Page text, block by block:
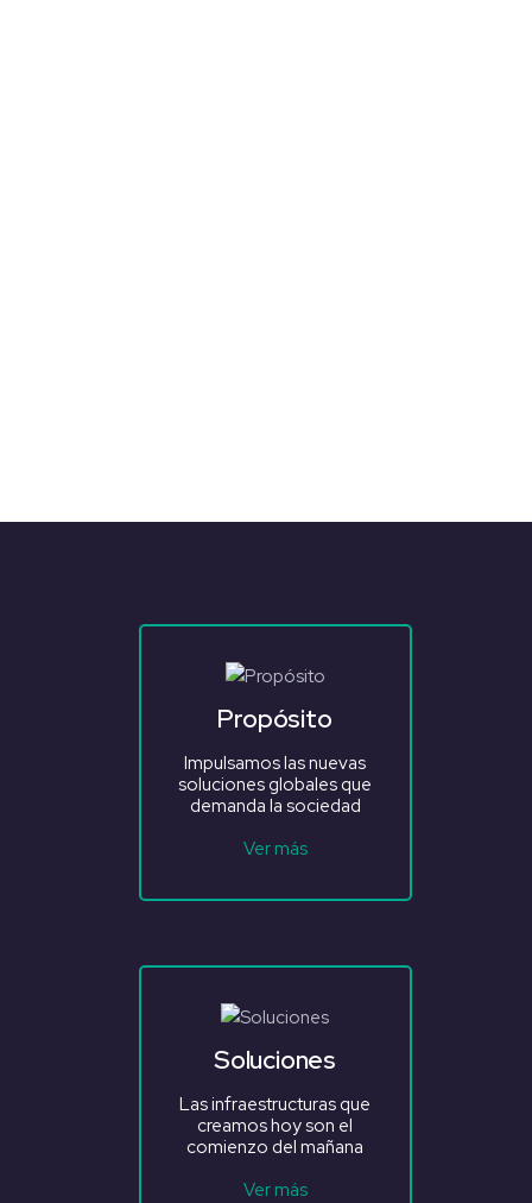
Propósito
Impulsamos las nuevas
soluciones globales que
demanda la sociedad
Ver más
Soluciones
Las infraestructuras que
creamos hoy son el
comienzo del mañana
Ver más